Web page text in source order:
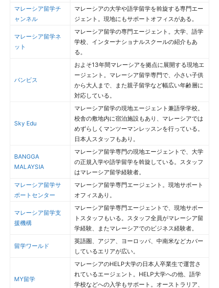
マレーシア留学チ
ャンネル
マレーシアの大学や語学留学を斡旋する専門エー
ジェント。現地にもサポートオフィスがある。
マレーシア留学ネ
ット
マレーシア留学の専門エージェント。大学、語学
学校、インターナショナルスクールの紹介もあ
る。
バンビス
およそ13年間マレーシアを拠点に展開する現地エ
ージェント。マレーシア留学専門で、小さい子供
から大人まで、また親子留学など幅広い年齢層に
対応している。
Sky Edu
マレーシア留学の現地エージェント兼語学学校。
校舎の敷地内に宿泊施設もあり、マレーシアでは
めずらしくマンツーマンレッスンを行っている。
日本人スタッフもあり。
BANGGA
MALAYSIA
マレーシア留学専門の現地エージェントで、大学
の正規入学や語学留学を斡旋している。スタッフ
はマレーシア留学経験者。
マレーシア留学サ
ポートセンター
マレーシア留学専門エージェント。現地サポート
オフィスあり。
マレーシア留学支
援機構
マレーシア留学専門エージェントで、現地サポー
トスタッフもいる。スタッフ全員がマレーシア留
学経験、またマレーシアでのビジネス経験者。
留学ワールド
英語圏、アジア、ヨーロッパ、中南米などカバー
しているエリアが広い。
MY留学
マレーシアのHELP大学の日本人卒業生で運営さ
れているエージェント。HELP大学への他、語学
学校などへの入学もサポート。オーストラリア、